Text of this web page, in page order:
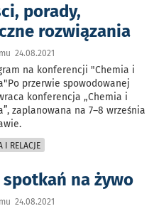
porady,
rozwiązania
24.08.2021
na konferencji "Chemia i
przerwie spowodowanej
konferencja „Chemia i
zaplanowana na 7–8 września
I RELACJE
na żywo
24.08.2021